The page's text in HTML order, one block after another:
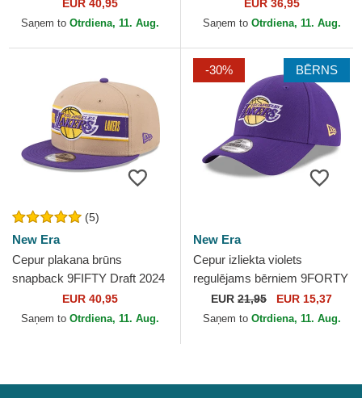
NBA no New Era
EUR 40,95
Saņem to Otrdiena, 11. Aug.
Yankees MLB no 47 Brand
EUR 36,95
Saņem to Otrdiena, 11. Aug.
(5)
New Era
Cepur plakana brūns
snapback 9FIFTY Draft 2024
no Los Angeles Lakers NBA
no New Era
EUR 40,95
Saņem to Otrdiena, 11. Aug.
-30% BĒRNS
New Era
Cepur izliekta violets
regulējams bērniem 9FORTY
The League no Los Angeles
Lakers NBA no New Era
EUR 21,95 EUR 15,37
Saņem to Otrdiena, 11. Aug.